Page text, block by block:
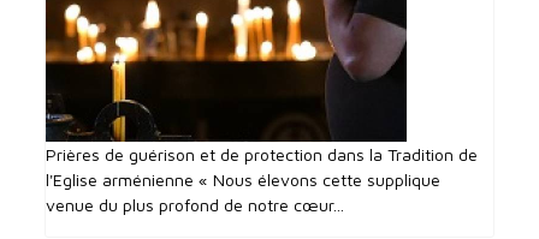
Prières de guérison et de protection dans la Tradition de
l'Eglise arménienne « Nous élevons cette supplique
venue du plus profond de notre cœur...